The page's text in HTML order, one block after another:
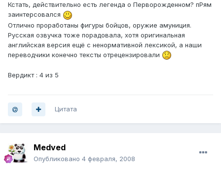
Кстать, действительно есть легенда о Перворожденном? пРям
заинтерсовался
Отлично проработаны фигуры бойцов, оружие амуниция.
Русская озвучка тоже порадовала, хотя оригинальная
английская версия ещё с ненормативной лексикой, а наши
переводчики конечно тексты отрецензировали
Вердикт : 4 из 5
Цитата
Medved
Опубликовано 4 февраля, 2008